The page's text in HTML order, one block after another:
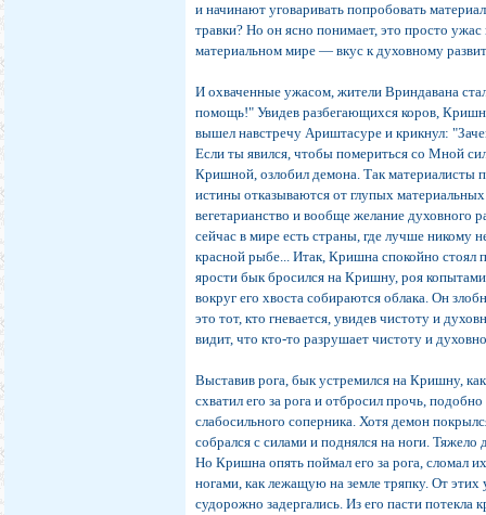
и начинают уговаривать попробовать
травки? Но он ясно понимает, это просто ужас
материальном мире — вкус к духовному
И охваченные ужасом, жители Вриндавана
помощь!" Увидев разбегающихся коров,
вышел навстречу Ариштасуре и крикнул:
Если ты явился, чтобы помериться со Мной
Кришной, озлобил демона. Так материалисты
истины отказываются от глупых
вегетарианство и вообще желание духовного
сейчас в мире есть страны, где лучше никому
красной рыбе... Итак, Кришна спокойно стоял
ярости бык бросился на Кришну, роя
вокруг его хвоста собираются облака. Он
это тот, кто гневается, увидев чистоту и
видит, что кто-то разрушает чистоту и
Выставив рога, бык устремился на Кришну,
схватил его за рога и отбросил прочь,
слабосильного соперника. Хотя демон
собрался с силами и поднялся на ноги.
Но Кришна опять поймал его за рога, сломал
ногами, как лежащую на земле тряпку. От
судорожно задергались. Из его пасти потекла